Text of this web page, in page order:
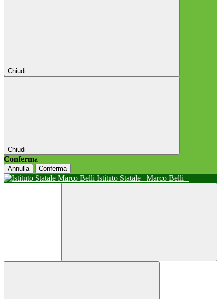
Chiudi
Chiudi
Conferma
Annulla Conferma
Istituto Statale Marco Belli